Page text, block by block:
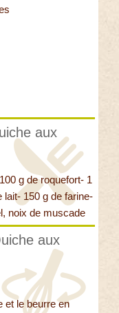
aux
g de roquefort- 1
150 g de farine-
noix de muscade
aux
et le beurre en